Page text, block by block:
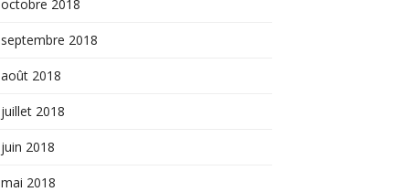
octobre 2018
septembre 2018
août 2018
juillet 2018
juin 2018
mai 2018